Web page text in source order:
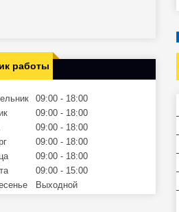
работы
09:00
18:00
09:00
18:00
09:00
18:00
09:00
18:00
09:00
18:00
09:00
15:00
Выходной